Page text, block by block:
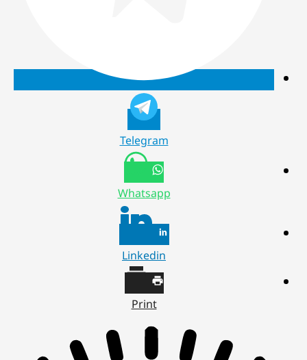
Telegram
Whatsapp
Linkedin
Print